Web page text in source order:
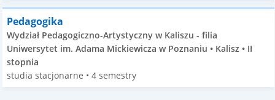
Pedagogika
Wydział Pedagogiczno-Artystyczny w Kaliszu - filia
Uniwersytet im. Adama Mickiewicza w Poznaniu • Kalisz • II
stopnia
studia stacjonarne • 4 semestry